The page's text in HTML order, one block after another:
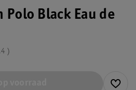
Polo Black Eau de